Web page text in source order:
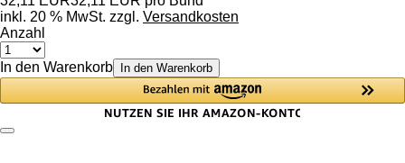
inkl. 20 % MwSt. zzgl. Versandkosten
Anzahl
In den Warenkorb In den Warenkorb